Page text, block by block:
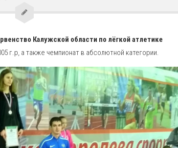
Калужской области по лёгкой атлетике
г.р, а также чемпионат в абсолютной категории.